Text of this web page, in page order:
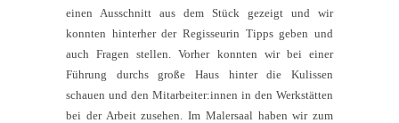
einen Ausschnitt aus dem Stück gezeigt und wir
konnten hinterher der Regisseurin Tipps geben und
auch Fragen stellen. Vorher konnten wir bei einer
Führung durchs große Haus hinter die Kulissen
schauen und den Mitarbeiter:innen in den Werkstätten
bei der Arbeit zusehen. Im Malersaal haben wir zum